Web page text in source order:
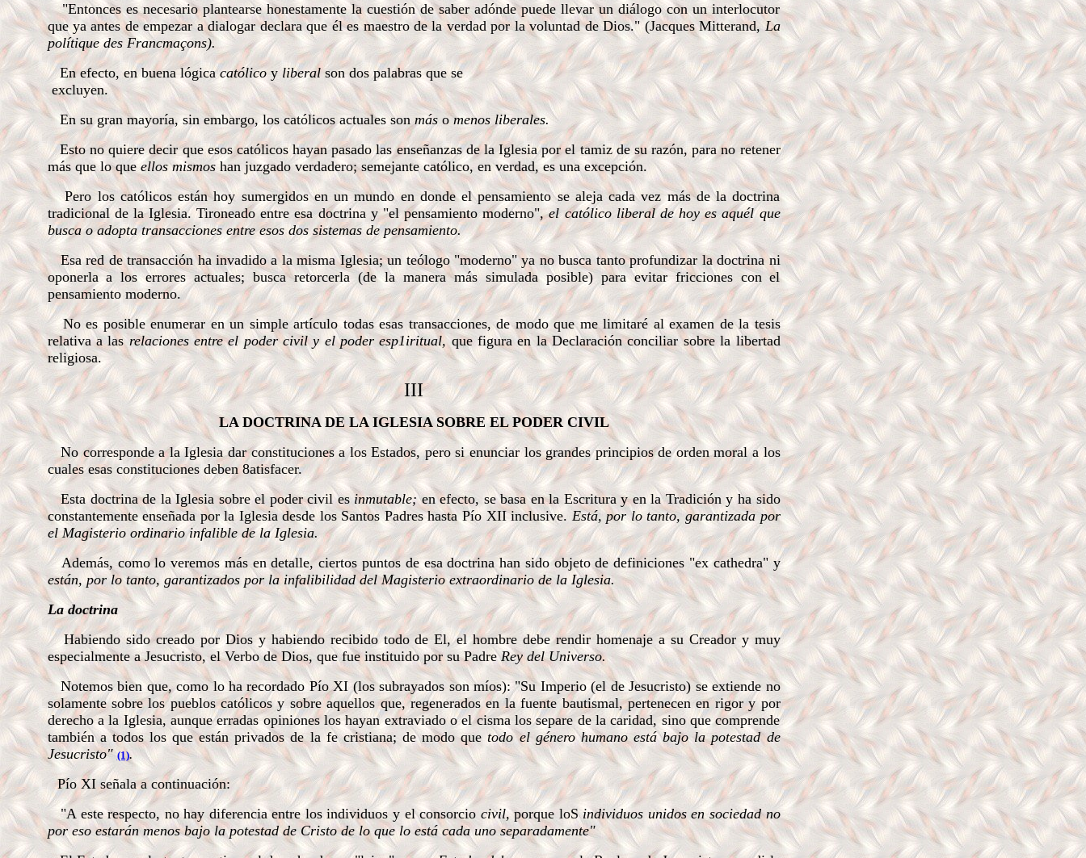
"Entonces es necesario plantearse honestamente la cuestión de saber adónde puede llevar un diálogo con un interlocutor
que ya antes de empezar a dialogar declara que él es maestro de la verdad por la voluntad de Dios." (Jacques Mitterand,La
polítique des Francmaçons).
En efecto, en buena lógicacatólico y liberal son dos palabras que se
excluyen.
En su gran mayoría, sin embargo, los católicos actuales son más omenos liberales.
Esto no quiere decir que esos católicos hayan pasado las enseñanzas de la Iglesia por el tamiz de su razón, para no retener
más que lo queellos mismoshan juzgado verdadero; semejante católico, en verdad, es una excepción.
Pero los católicos están hoy sumergidos en un mundo en donde el pensamiento se aleja cada vez más de la doctrina
tradicional de la Iglesia. Tironeado entre esa doctrina y "el pensamiento moderno",el católico liberal de hoy es aquél que
busca o adopta transacciones entre esos dos sistemas de pensamiento.
Esa red de transacción ha invadido a la misma Iglesia; un teólogo "moderno" ya no busca tanto profundizar la doctrina ni
oponerla a los errores actuales; busca retorcerla (de la manera más simulada posible) para evitar fricciones con el
pensamiento moderno.
No es posible enumerar en un simple artículo todas esas transacciones, de modo que me limitaré al examen de la tesis
relativa a las relaciones entre el poder civil y el poder esp1iritual,que figura en la Declaración conciliar sobre la libertad
religiosa.
III
LA DOCTRINA DE LA IGLESIA SOBRE EL PODER CIVIL
No corresponde a la Iglesia dar constituciones a los Estados, pero si enunciar los grandes principios de orden moral a los
cuales esas constituciones deben 8atisfacer.
Esta doctrina de la Iglesia sobre el poder civil es inmutable;en efecto, se basa en la Escritura y en la Tradición y ha sido
constantemente enseñada por la Iglesia desde los Santos Padres hasta Pío XII inclusive.Está, por lo tanto, garantizada por
el Magisterio ordinario infalible de la Iglesia.
Además, como lo veremos más en detalle, ciertos puntos de esa doctrina han sido objeto de definiciones "ex cathedra" y
están, por lo tanto, garantizados por la infalibilidad del Magisterio extraordinario de la Iglesia.
La doctrina
Habiendo sido creado por Dios y habiendo recibido todo de El, el hombre debe rendir homenaje a su Creador y muy
especialmente a Jesucristo, el Verbo de Dios, que fue instituido por su PadreRey del Universo.
Notemos bien que, como lo ha recordado Pío XI (los subrayados son míos): "Su Imperio (el de Jesucristo) se extiende no
solamente sobre los pueblos católicos y sobre aquellos que, regenerados en la fuente bautismal, pertenecen en rigor y por
derecho a la Iglesia, aunque erradas opiniones los hayan extraviado o el cisma los separe de la caridad, sino que comprende
también a todos los que están privados de la fe cristiana; de modo quetodo el género humano está bajo la potestad de
Jesucristo"(1).
Pío XI señala a continuación:
"A este respecto, no hay diferencia entre los individuos y el consorcio civil,porque loSindividuos unidos en sociedad no
por eso estarán menos bajo la potestad de Cristo de lo que lo está cada uno separadamente"